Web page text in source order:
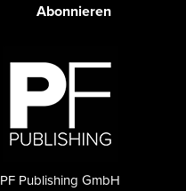
Abonnieren
PF Publishing GmbH